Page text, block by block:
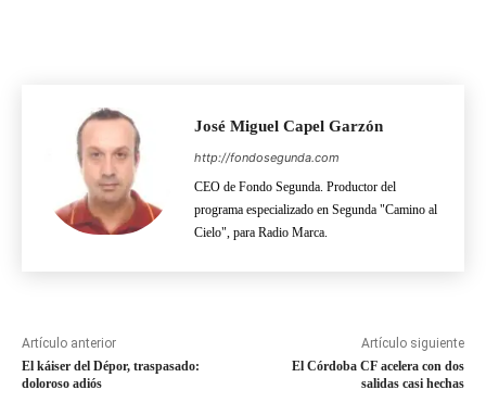
José Miguel Capel Garzón
http://fondosegunda.com
CEO de Fondo Segunda. Productor del
programa especializado en Segunda "Camino al
Cielo", para Radio Marca.
Artículo anterior
El káiser del Dépor, traspasado:
doloroso adiós
Artículo siguiente
El Córdoba CF acelera con dos
salidas casi hechas